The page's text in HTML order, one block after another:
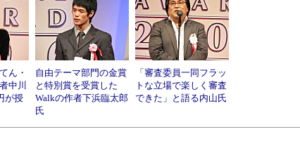
ん・
中川
が授
自由テーマ部門の金賞
と特別賞を受賞した
Walkの作者下浜臨太郎
氏
「審査委員一同フラッ
トな立場で楽しく審査
できた」と語る内山氏